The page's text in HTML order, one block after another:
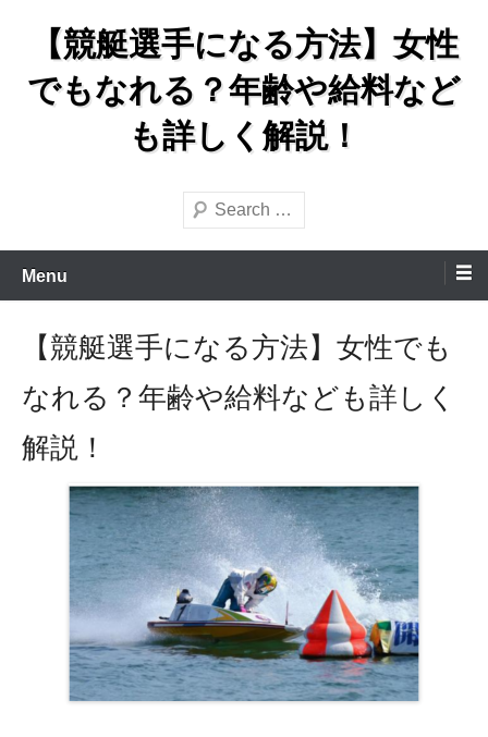
content
【競艇選手になる方法】女性
でもなれる？年齢や給料など
も詳しく解説！
Search
Menu
【競艇選手になる方法】女性でも
なれる？年齢や給料なども詳しく
解説！